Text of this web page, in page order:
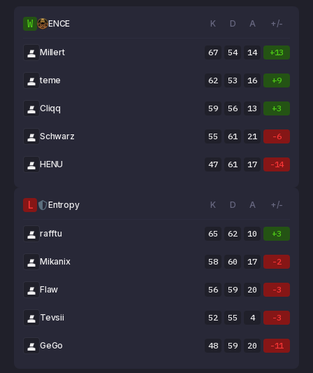
W ENCE K D A +/-
Millert 67 54 14 +13
teme 62 53 16 +9
Cliqq 59 56 13 +3
Schwarz 55 61 21 -6
HENU 47 61 17 -14
L Entropy K D A +/-
rafftu 65 62 10 +3
Mikanix 58 60 17 -2
Flaw 56 59 20 -3
Tevsii 52 55 4 -3
GeGo 48 59 20 -11